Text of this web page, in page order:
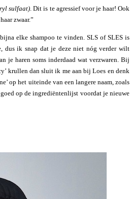
sulfaat) . Dit is te agressief voor je haar! Ook
zwaar.”
elke shampoo te vinden. SLS of SLES is
dus ik snap dat je deze niet nóg verder wilt
je haren soms inderdaad wat verzwaren. Bij
krullen dan sluit ik me aan bij Loes en denk
op het uiteinde van een langere naam, zoals
op de ingrediëntenlijst voordat je nieuwe